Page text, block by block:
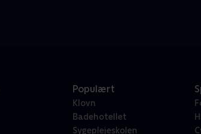
Populært
Klovn
Badehotellet
Sygeplejeskolen